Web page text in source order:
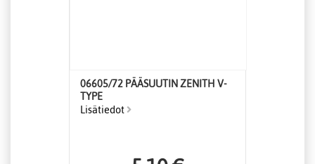
06605/72 PÄÄSUUTIN ZENITH V-
TYPE
Lisätiedot